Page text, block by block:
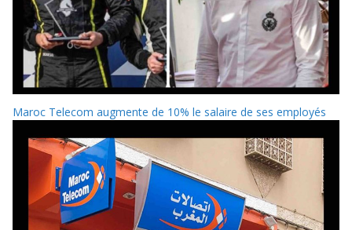
Maroc Telecom augmente de 10% le salaire de ses employés